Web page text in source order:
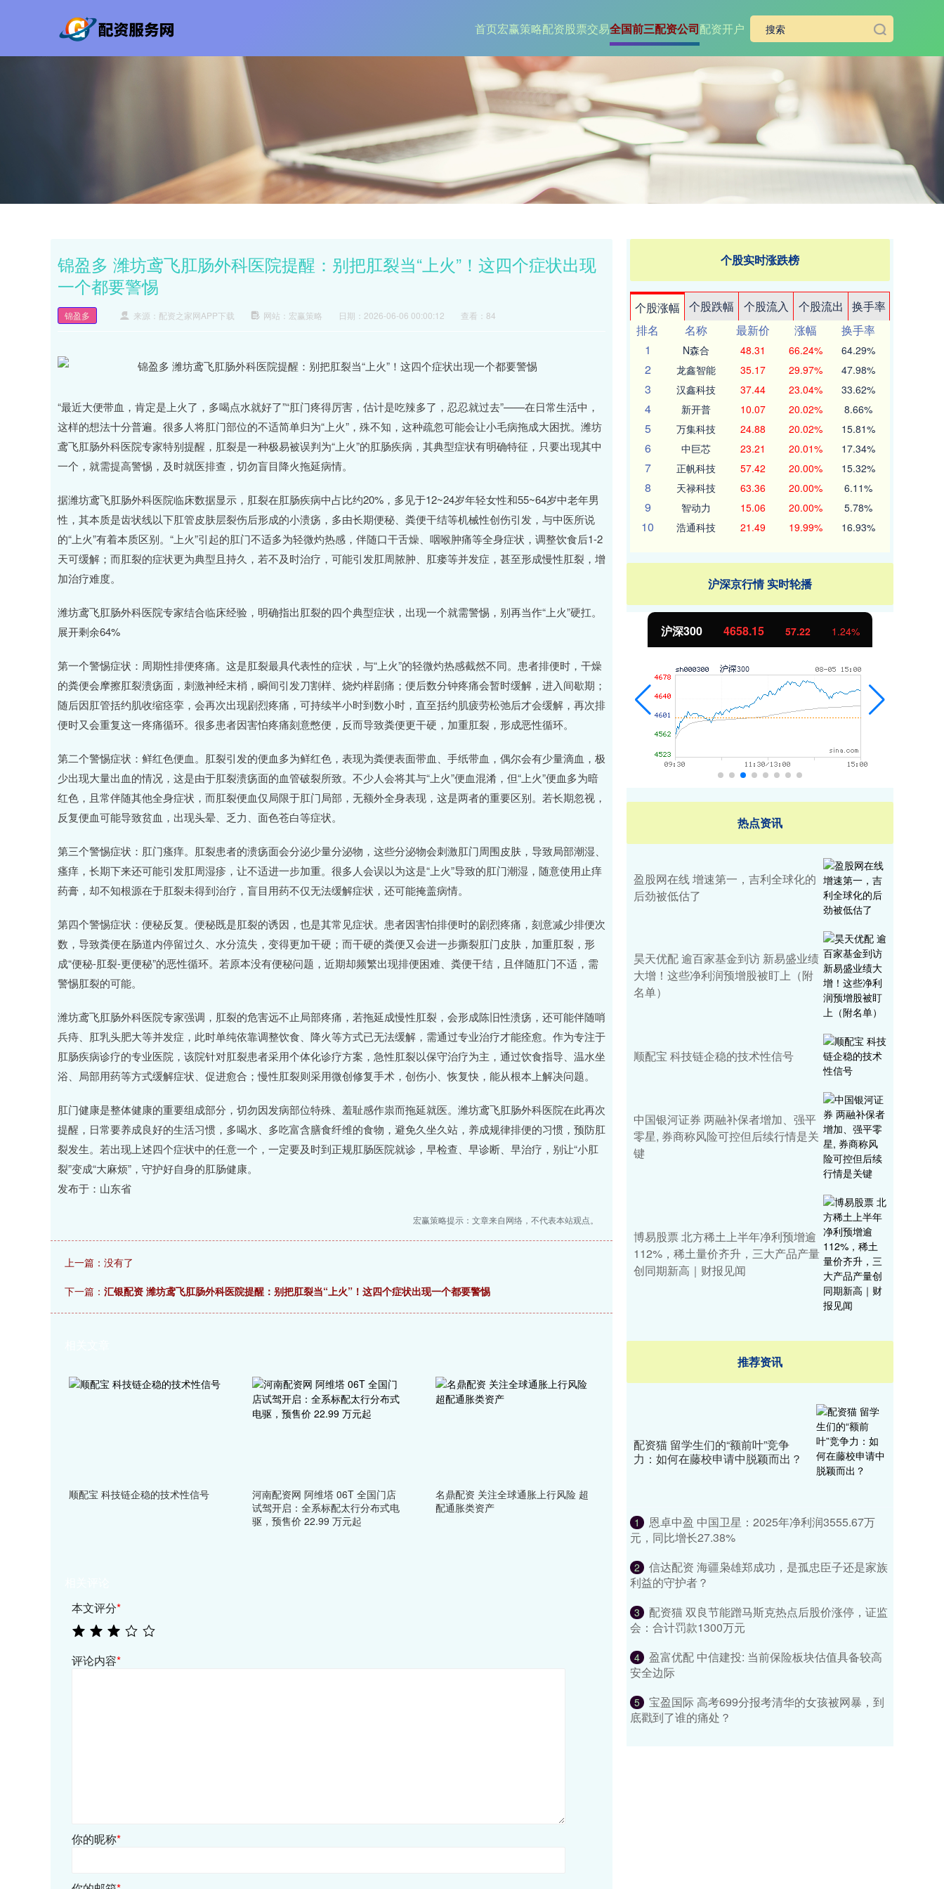
首页宏赢策略配资股票交易全国前三配资公司配资开户
锦盈多 潍坊鸢飞肛肠外科医院提醒：别把肛裂当“上火”！这四个症状出现
一个都要警惕
锦盈多 来源：配资之家网APP下载 网站：宏赢策略 日期：2026-06-06 00:00:12 查看：84
“最近大便带血，肯定是上火了，多喝点水就好了”“肛门疼得厉害，估计是吃辣多了，忍忍就过去”——在日常生活中，
这样的想法十分普遍。很多人将肛门部位的不适简单归为“上火”，殊不知，这种疏忽可能会让小毛病拖成大困扰。潍坊
鸢飞肛肠外科医院专家特别提醒，肛裂是一种极易被误判为“上火”的肛肠疾病，其典型症状有明确特征，只要出现其中
一个，就需提高警惕，及时就医排查，切勿盲目降火拖延病情。
据潍坊鸢飞肛肠外科医院临床数据显示，肛裂在肛肠疾病中占比约20%，多见于12~24岁年轻女性和55~64岁中老年男
性，其本质是齿状线以下肛管皮肤层裂伤后形成的小溃疡，多由长期便秘、粪便干结等机械性创伤引发，与中医所说
的“上火”有着本质区别。“上火”引起的肛门不适多为轻微灼热感，伴随口干舌燥、咽喉肿痛等全身症状，调整饮食后1-2
天可缓解；而肛裂的症状更为典型且持久，若不及时治疗，可能引发肛周脓肿、肛瘘等并发症，甚至形成慢性肛裂，增
加治疗难度。
潍坊鸢飞肛肠外科医院专家结合临床经验，明确指出肛裂的四个典型症状，出现一个就需警惕，别再当作“上火”硬扛。
展开剩余64%
第一个警惕症状：周期性排便疼痛。这是肛裂最具代表性的症状，与“上火”的轻微灼热感截然不同。患者排便时，干燥
的粪便会摩擦肛裂溃疡面，刺激神经末梢，瞬间引发刀割样、烧灼样剧痛；便后数分钟疼痛会暂时缓解，进入间歇期；
随后因肛管括约肌收缩痉挛，会再次出现剧烈疼痛，可持续半小时到数小时，直至括约肌疲劳松弛后才会缓解，再次排
便时又会重复这一疼痛循环。很多患者因害怕疼痛刻意憋便，反而导致粪便更干硬，加重肛裂，形成恶性循环。
第二个警惕症状：鲜红色便血。肛裂引发的便血多为鲜红色，表现为粪便表面带血、手纸带血，偶尔会有少量滴血，极
少出现大量出血的情况，这是由于肛裂溃疡面的血管破裂所致。不少人会将其与“上火”便血混淆，但“上火”便血多为暗
红色，且常伴随其他全身症状，而肛裂便血仅局限于肛门局部，无额外全身表现，这是两者的重要区别。若长期忽视，
反复便血可能导致贫血，出现头晕、乏力、面色苍白等症状。
第三个警惕症状：肛门瘙痒。肛裂患者的溃疡面会分泌少量分泌物，这些分泌物会刺激肛门周围皮肤，导致局部潮湿、
瘙痒，长期下来还可能引发肛周湿疹，让不适进一步加重。很多人会误以为这是“上火”导致的肛门潮湿，随意使用止痒
药膏，却不知根源在于肛裂未得到治疗，盲目用药不仅无法缓解症状，还可能掩盖病情。
第四个警惕症状：便秘反复。便秘既是肛裂的诱因，也是其常见症状。患者因害怕排便时的剧烈疼痛，刻意减少排便次
数，导致粪便在肠道内停留过久、水分流失，变得更加干硬；而干硬的粪便又会进一步撕裂肛门皮肤，加重肛裂，形
成“便秘-肛裂-更便秘”的恶性循环。若原本没有便秘问题，近期却频繁出现排便困难、粪便干结，且伴随肛门不适，需
警惕肛裂的可能。
潍坊鸢飞肛肠外科医院专家强调，肛裂的危害远不止局部疼痛，若拖延成慢性肛裂，会形成陈旧性溃疡，还可能伴随哨
兵痔、肛乳头肥大等并发症，此时单纯依靠调整饮食、降火等方式已无法缓解，需通过专业治疗才能痊愈。作为专注于
肛肠疾病诊疗的专业医院，该院针对肛裂患者采用个体化诊疗方案，急性肛裂以保守治疗为主，通过饮食指导、温水坐
浴、局部用药等方式缓解症状、促进愈合；慢性肛裂则采用微创修复手术，创伤小、恢复快，能从根本上解决问题。
肛门健康是整体健康的重要组成部分，切勿因发病部位特殊、羞耻感作祟而拖延就医。潍坊鸢飞肛肠外科医院在此再次
提醒，日常要养成良好的生活习惯，多喝水、多吃富含膳食纤维的食物，避免久坐久站，养成规律排便的习惯，预防肛
裂发生。若出现上述四个症状中的任意一个，一定要及时到正规肛肠医院就诊，早检查、早诊断、早治疗，别让“小肛
裂”变成“大麻烦”，守护好自身的肛肠健康。
发布于：山东省
宏赢策略提示：文章来自网络，不代表本站观点。
上一篇：没有了
下一篇： 汇银配资 潍坊鸢飞肛肠外科医院提醒：别把肛裂当“上火”！这四个症状出现一个都要警惕
顺配宝 科技链企稳的技术性信号
河南配资网 阿维塔 06T 全国门店
试驾开启：全系标配太行分布式电
驱，预售价 22.99 万元起
名鼎配资 关注全球通胀上行风险 超
配通胀类资产
本文评分*
评论内容*
你的昵称*
个股实时涨跌榜
个股涨幅 个股跌幅 个股流入 个股流出
换手率
排名
名称 最新价 涨幅
换手率
1
N森合 48.31 66.24% 64.29%
2 龙鑫智能 35.17 29.97% 47.98%
3 汉鑫科技 37.44 23.04% 33.62%
4 新开普 10.07 20.02% 8.66%
5 万集科技 24.88 20.02% 15.81%
6 中巨芯 23.21 20.01% 17.34%
7 正帆科技 57.42 20.00% 15.32%
8 天禄科技 63.36 20.00% 6.11%
9 智动力 15.06 20.00% 5.78%
10 浩通科技 21.49 19.99% 16.93%
沪深京行情 实时轮播
1.47% 北证50 1119.46 25.97
热点资讯
盈股网在线 增速第一，吉利全球化的
后劲被低估了
昊天优配 逾百家基金到访 新易盛业绩
大增！这些净利润预增股被盯上（附
名单）
顺配宝 科技链企稳的技术性信号
中国银河证券 两融补保者增加、强平
零星, 券商称风险可控但后续行情是关
键
博易股票 北方稀土上半年净利预增逾
112%，稀土量价齐升，三大产品产量
创同期新高｜财报见闻
推荐资讯
配资猫 留学生们的“额前叶”竞争
力：如何在藤校申请中脱颖而出？
1
恩卓中盈 中国卫星：2025年净利润3555.67万
元，同比增长27.38%
2
信达配资 海疆枭雄郑成功，是孤忠臣子还是家族
利益的守护者？
3
配资猫 双良节能蹭马斯克热点后股价涨停，证监
会：合计罚款1300万元
4
盈富优配 中信建投: 当前保险板块估值具备较高
安全边际
5
宝盈国际 高考699分报考清华的女孩被网暴，到
底戳到了谁的痛处？